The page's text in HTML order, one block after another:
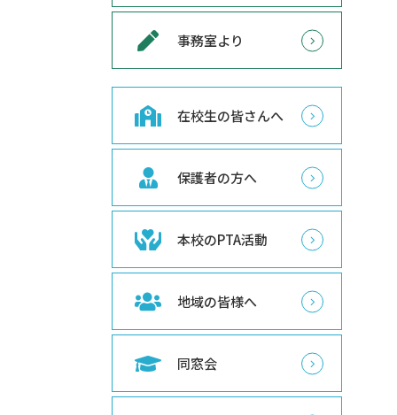
事務室より
在校生の皆さんへ
保護者の方へ
本校のPTA活動
地域の皆様へ
同窓会